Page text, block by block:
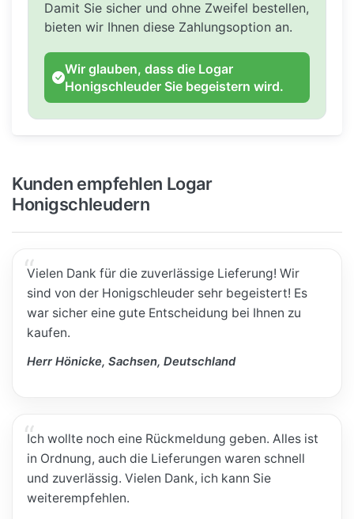
Damit Sie sicher und ohne Zweifel bestellen,
bieten wir Ihnen diese Zahlungsoption an.
Wir glauben, dass die Logar
Honigschleuder Sie begeistern wird.
Kunden empfehlen Logar
Honigschleudern
Vielen Dank für die zuverlässige Lieferung! Wir
sind von der Honigschleuder sehr begeistert! Es
war sicher eine gute Entscheidung bei Ihnen zu
kaufen.
Herr Hönicke, Sachsen, Deutschland
Ich wollte noch eine Rückmeldung geben. Alles ist
in Ordnung, auch die Lieferungen waren schnell
und zuverlässig. Vielen Dank, ich kann Sie
weiterempfehlen.